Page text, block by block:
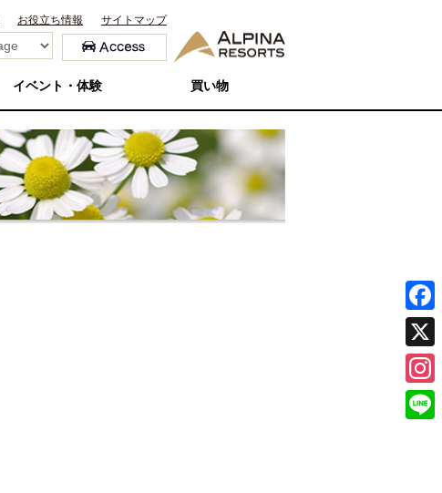
お役立ち情報 サイトマップ
イベント・体験 買い物
F
a
c
e
X
I